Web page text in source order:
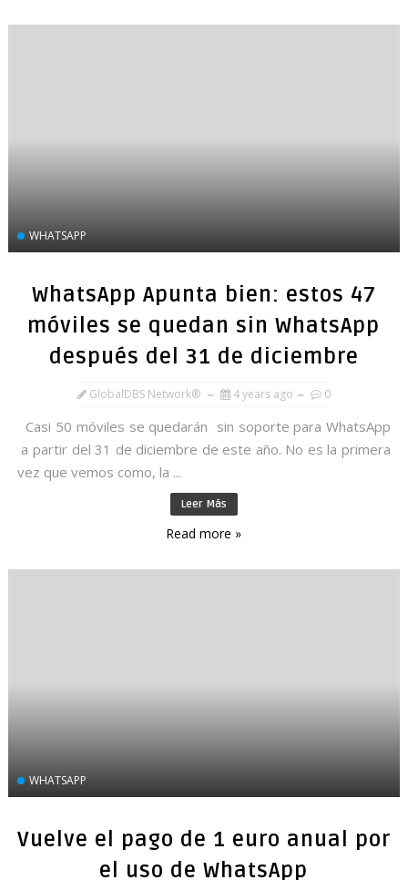
WHATSAPP
WhatsApp Apunta bien: estos 47
móviles se quedan sin WhatsApp
después del 31 de diciembre
GlobalDBS Network® 4 years ago 0
Casi 50 móviles se quedarán sin soporte para WhatsApp
a partir del 31 de diciembre de este año. No es la primera
vez que vemos como, la ...
Leer Más
Read more »
WHATSAPP
Vuelve el pago de 1 euro anual por
el uso de WhatsApp